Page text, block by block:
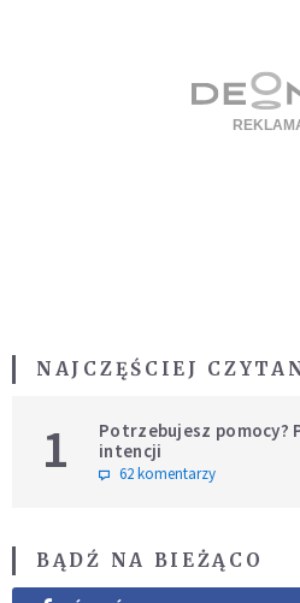
NAJCZĘŚCIEJ
1
Potrzebujesz pomocy?
intencji
62 komentarzy
BĄDŹ NA BIEŻĄCO